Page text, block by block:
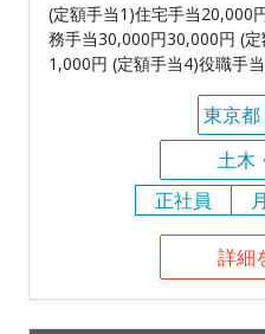
(定額手当1)住宅手当20,000
務手当30,000円30,000円 (
1,000円 (定額手当4)役職手当
東京都
土木
正社員
詳細